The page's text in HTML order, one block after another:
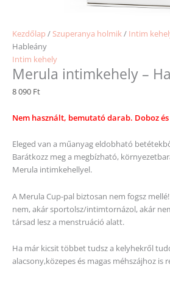
Kezdőlap / Szuperanya holmik/ Intim
Hableány
Intim kehely
Merula intimkehely –
8 090 Ft
Nem használt, bemutató darab. Doboz
Eleged van a műanyag eldobható
Barátkozz meg a megbízható,
Merula intimkehellyel.
A Merula Cup-pal biztosan nem fogsz
nem, akár sportolsz/intimtornázol, akár
társad lesz a menstruáció alatt.
Ha már kicsit többet tudsz a kelyhekről
alacsony,közepes és magas méhszájhoz is